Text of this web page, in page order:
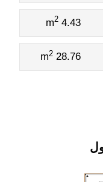
4.43 m
2
28.76 m
2